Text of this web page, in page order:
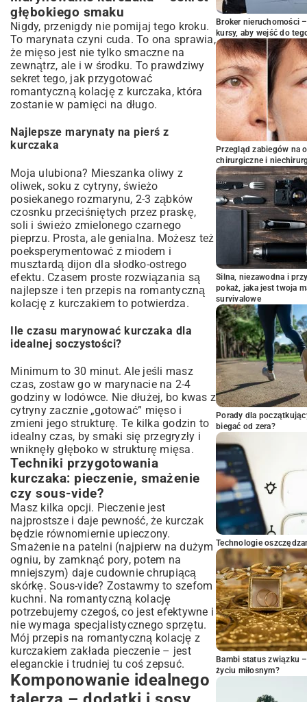
głębokiego smaku
Nigdy, przenigdy nie pomijaj tego kroku.
To marynata czyni cuda. To ona sprawia,
że mięso jest nie tylko smaczne na
zewnątrz, ale i w środku. To prawdziwy
sekret tego, jak przygotować
romantyczną kolację z kurczaka, która
zostanie w pamięci na długo.
Najlepsze marynaty na pierś z
kurczaka
Moja ulubiona? Mieszanka oliwy z
oliwek, soku z cytryny, świeżo
posiekanego rozmarynu, 2-3 ząbków
czosnku przeciśniętych przez praskę,
soli i świeżo zmielonego czarnego
pieprzu. Prosta, ale genialna. Możesz też
poeksperymentować z miodem i
musztardą dijon dla słodko-ostrego
efektu. Czasem proste rozwiązania są
najlepsze i ten przepis na romantyczną
kolację z kurczakiem to potwierdza.
Ile czasu marynować kurczaka dla
idealnej soczystości?
Minimum to 30 minut. Ale jeśli masz
czas, zostaw go w marynacie na 2-4
godziny w lodówce. Nie dłużej, bo kwas z
cytryny zacznie „gotować” mięso i
zmieni jego strukturę. Te kilka godzin to
idealny czas, by smaki się przegryzły i
wniknęły głęboko w strukturę mięsa.
Techniki przygotowania
kurczaka: pieczenie, smażenie
czy sous-vide?
Masz kilka opcji. Pieczenie jest
najprostsze i daje pewność, że kurczak
będzie równomiernie upieczony.
Smażenie na patelni (najpierw na dużym
ogniu, by zamknąć pory, potem na
mniejszym) daje cudownie chrupiącą
skórkę. Sous-vide? Zostawmy to szefom
kuchni. Na romantyczną kolację
potrzebujemy czegoś, co jest efektywne i
nie wymaga specjalistycznego sprzętu.
Mój przepis na romantyczną kolację z
kurczakiem zakłada pieczenie – jest
eleganckie i trudniej tu coś zepsuć.
Komponowanie idealnego
Broker nieruchomości
kursy, aby wejść do
Przegląd zabiegów na
chirurgiczne i
Silna, niezawodna i
pokaż, jaka jest twoja
survivalowe
Porady dla
biegać od zera?
Technologie
Bambi status związku
życiu miłosnym?